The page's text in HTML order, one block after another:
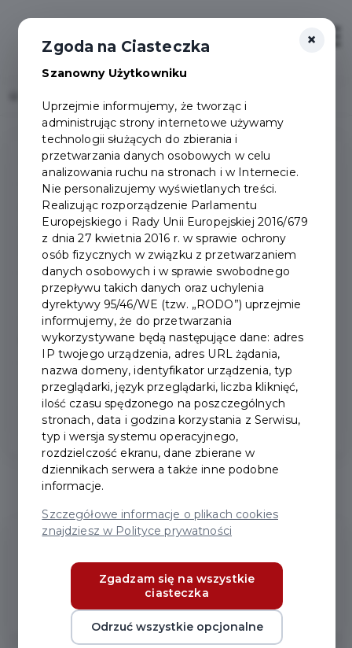
Pytania ogólne
Aplikacja mobilna
Bezpłatne przejazdy
Pakiety
Konto
Zakup biletów
Zgoda na informacje
Zakładanie Konta Online
mogę złożyć wniosek o Pakiet
Mieszkańca i Kartę w imieniu osób
dorosłych, z którymi nie mieszkam?
×
Zgoda na Ciasteczka
Szanowny Użytkowniku
Uprzejmie informujemy, że tworząc i
administrując strony internetowe używamy
technologii służących do zbierania i
przetwarzania danych osobowych w celu
analizowania ruchu na stronach i w Internecie.
Nie personalizujemy wyświetlanych treści.
Realizując rozporządzenie Parlamentu
Europejskiego i Rady Unii Europejskiej 2016/679
z dnia 27 kwietnia 2016 r. w sprawie ochrony
osób fizycznych w związku z przetwarzaniem
danych osobowych i w sprawie swobodnego
przepływu takich danych oraz uchylenia
dyrektywy 95/46/WE (tzw. „RODO”) uprzejmie
informujemy, że do przetwarzania
wykorzystywane będą następujące dane: adres
IP twojego urządzenia, adres URL żądania,
nazwa domeny, identyfikator urządzenia, typ
przeglądarki, język przeglądarki, liczba kliknięć,
ilość czasu spędzonego na poszczególnych
stronach, data i godzina korzystania z Serwisu,
typ i wersja systemu operacyjnego,
rozdzielczość ekranu, dane zbierane w
dziennikach serwera a także inne podobne
informacje.
Szczegółowe informacje o plikach cookies
znajdziesz w Polityce prywatności
Zgadzam się na wszystkie
ciasteczka
Odrzuć wszystkie opcjonalne